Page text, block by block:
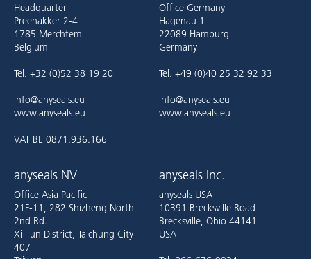
Headquarter
Preenakker 2-4
1785 Merchtem
Belgium
Tel. +32 (0)52 38 19 20
info@anyseals.eu
www.anyseals.eu
VAT BE 0871.936.166
Office Germany
Hagenau 1
22089 Hamburg
Germany
Tel. +49 (0)40 25 32 92 33
info@anyseals.eu
www.anyseals.eu
anyseals NV
Office Asia Pacific
21F-11, 282 Shizheng North
2nd Rd.
Xi-Tun District, Taichung City
407
anyseals Inc.
anyseals USA
10391 Brecksville Road
Brecksville, Ohio 44141
USA